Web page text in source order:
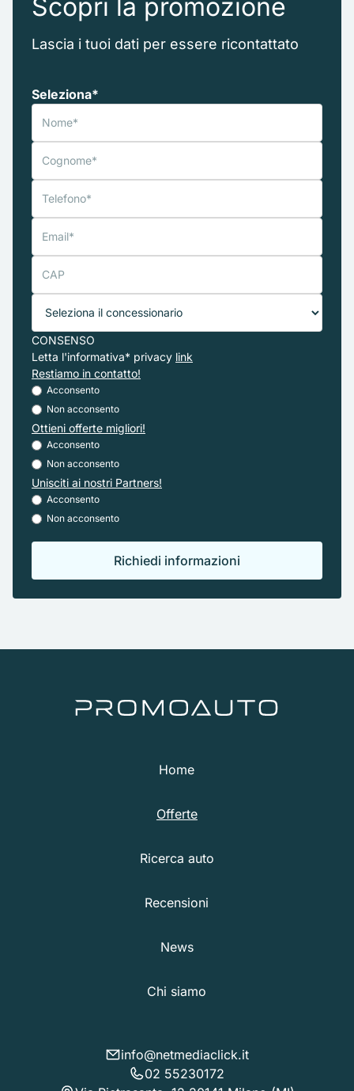
Scopri la promozione
Lascia i tuoi dati per essere ricontattato
Seleziona*
CONSENSO
Letta l'informativa* privacy link
Restiamo in contatto!
Acconsento
Non acconsento
Ottieni offerte migliori!
Acconsento
Non acconsento
Unisciti ai nostri Partners!
Acconsento
Non acconsento
Home
Offerte
Ricerca auto
Recensioni
News
Chi siamo
info@netmediaclick.it
02 55230172